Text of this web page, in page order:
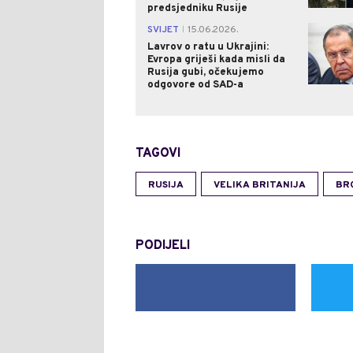
predsjedniku Rusije
SVIJET
15.06.2026.
Lavrov o ratu u Ukrajini:
Evropa griješi kada misli da
Rusija gubi, očekujemo
odgovore od SAD-a
TAGOVI
RUSIJA VELIKA BRITANIJA
PODIJELI